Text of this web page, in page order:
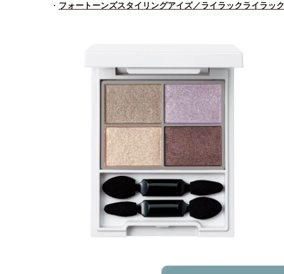
・ フォートーンズスタイリングアイズ／ライラックライラック